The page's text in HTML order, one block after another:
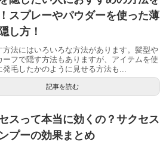
スプレーやパウダーを使った薄
し方！
方法にはいろいろな方法があります。髪型や
ーフで隠す方法もありますが、アイテムを使
発毛したかのように見せる方法も...
記事を読む
スって本当に効くの？サクセス
プーの効果まとめ